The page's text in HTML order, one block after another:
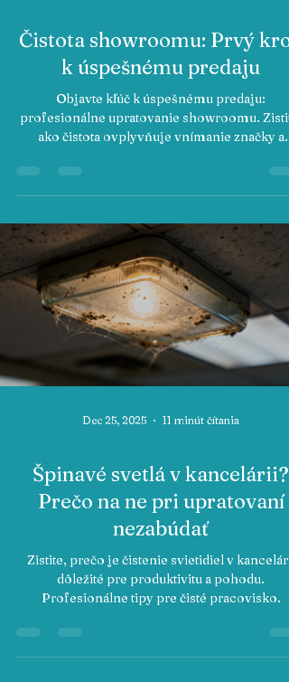
Čistota showroomu: Prvý
k úspešnému predaju
Objavte kľúč k úspešnému predaju:
profesionálne upratovanie showroomu.
ako čistota ovplyvňuje vnímanie značky a
Dec 25, 2025 11 minút čítania
Špinavé svetlá v kancelárii?
Prečo na ne pri upratovaní
nezabúdať
Zistite, prečo je čistenie svietidiel v kancelárii
dôležité pre produktivitu a pohodu.
Profesionálne tipy pre čisté pracovisko.